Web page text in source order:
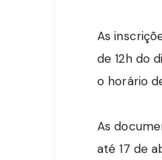
As
de 12h do
o horário
As
até 17 de